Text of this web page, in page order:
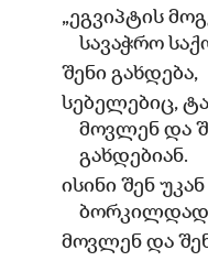
„ეგვიპტის
სავაჭრო
შენი გახდება,
სებელებიც,
მოვლენ და
გახდებიან.
ისინი შენ
მოვლენ და